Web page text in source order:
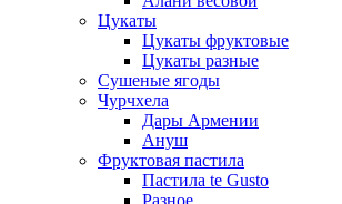
Цукаты
Цукаты фруктовые
Цукаты разные
Сушеные ягоды
Чурчхела
Дары Армении
Ануш
Фруктовая пастила
Пастила te Gusto
Разное